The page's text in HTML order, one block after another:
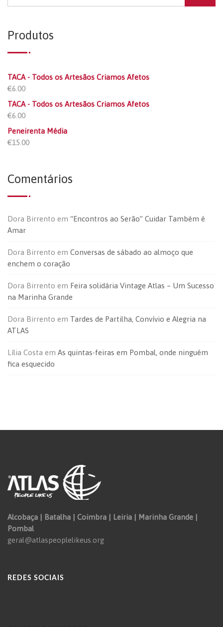
Produtos
TACA - Todos os Artesãos Criamos Afetos
€6.00
TACA - Todos os Artesãos Criamos Afetos
€6.00
Peneirenta Média
€15.00
Comentários
Dora Birrento em “Encontros ao Serão” Cuidar Também é
Amar
Dora Birrento em Conversas de sábado ao almoço que
enchem o coração
Dora Birrento em Feira solidária Vintage Atlas – Um Sucesso
na Marinha Grande
Dora Birrento em Tardes de Partilha, Convívio e Alegria na
ATLAS
Lília Costa em As quintas-feiras em Pombal, onde ninguém
fica esquecido
Alcobaça | Batalha | Coimbra | Leiria | Marinha Grande |
Pombal
geral@atlaspeoplelikeus.org
REDES SOCIAIS